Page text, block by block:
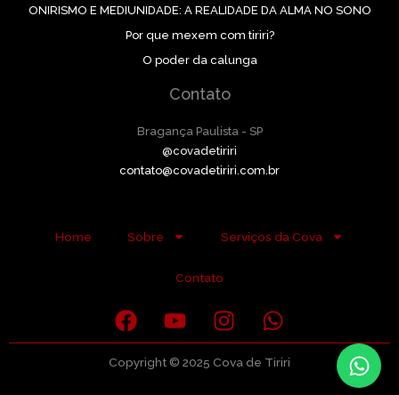
ONIRISMO E MEDIUNIDADE: A REALIDADE DA ALMA NO SONO
Por que mexem com tiriri?
O poder da calunga
Contato
Bragança Paulista - SP
@covadetiriri
contato@covadetiriri.com.br
Home Sobre Serviços da Cova
Contato
F
a
c
e
Y
o
u
t
I
n
s
t
W
h
a
t
Copyright © 2025 Cova de Tiriri